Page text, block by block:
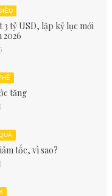
3 tỷ USD, lập kỷ lục mới
2026
tăng
tốc, vì sao?